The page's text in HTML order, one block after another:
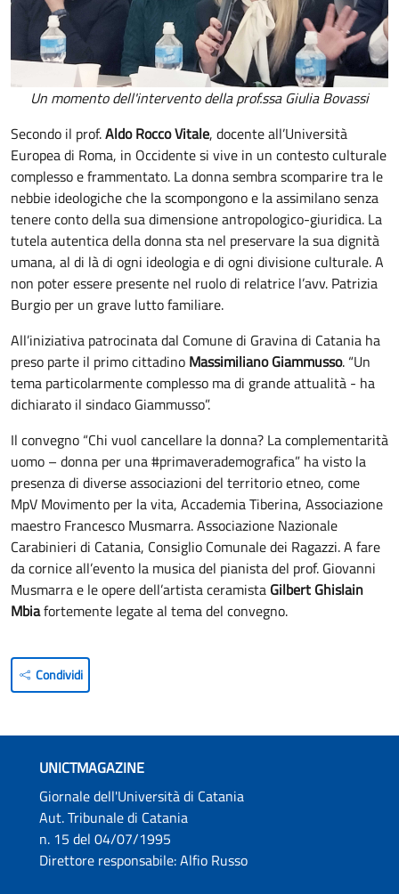
Un momento dell'intervento della prof.ssa Giulia Bovassi
Secondo il prof.Aldo Rocco Vitale, docente all’Università
Europea di Roma, in Occidente si vive in un contesto culturale
complesso e frammentato. La donna sembra scomparire tra le
nebbie ideologiche che la scompongono e la assimilano senza
tenere conto della sua dimensione antropologico-giuridica. La
tutela autentica della donna sta nel preservare la sua dignità
umana, al di là di ogni ideologia e di ogni divisione culturale. A
non poter essere presente nel ruolo di relatrice l’avv. Patrizia
Burgio per un grave lutto familiare.
All’iniziativa patrocinata dal Comune di Gravina di Catania ha
preso parte il primo cittadino Massimiliano Giammusso. “Un
tema particolarmente complesso ma di grande attualità - ha
dichiarato il sindaco Giammusso”.
Il convegno “Chi vuol cancellare la donna? La complementarità
uomo – donna per una #primaverademografica” ha visto la
presenza di diverse associazioni del territorio etneo, come
MpV Movimento per la vita, Accademia Tiberina, Associazione
maestro Francesco Musmarra. Associazione Nazionale
Carabinieri di Catania, Consiglio Comunale dei Ragazzi. A fare
da cornice all’evento la musica del pianista del prof. Giovanni
Musmarra e le opere dell’artista ceramista Gilbert Ghislain
Mbiafortemente legate al tema del convegno.
Condividi
UNICTMAGAZINE
Giornale dell'Università di Catania
Aut. Tribunale di Catania
n. 15 del 04/07/1995
Direttore responsabile: Alfio Russo